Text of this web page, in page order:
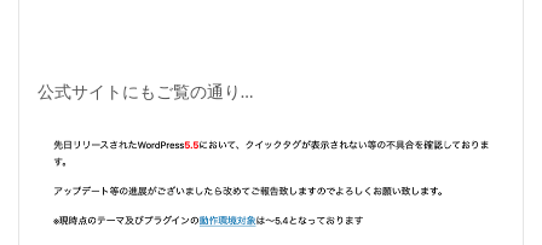
公式サイトにもご覧の通り…